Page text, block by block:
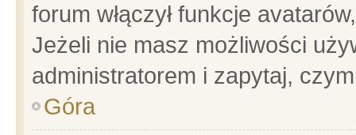
forum włączył funkcje
Jeżeli nie masz możliwości
administratorem i zapytaj,
Góra